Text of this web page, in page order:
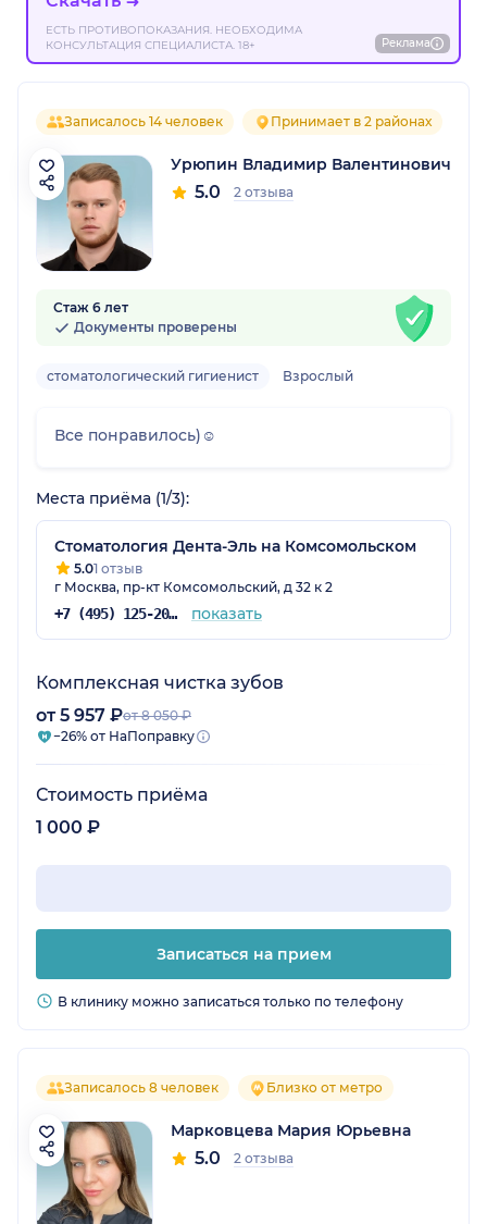
ЕСТЬ ПРОТИВОПОКАЗАНИЯ. НЕОБХОДИМА
КОНСУЛЬТАЦИЯ СПЕЦИАЛИСТА. 18+
Реклама
Записалось 14 человек Принимает в 2 районах
Урюпин Владимир Валентинович
5.0 2 отзыва
Стаж 6 лет
Документы проверены
стоматологический гигиенист Взрослый
Все понравилось)☺️
Места приёма (1/3):
Стоматология Дента-Эль на Комсомольском
5.01 отзыв
г Москва, пр-кт Комсомольский, д 32 к 2
+7 (495) 125-20-98 показать
Комплексная чистка зубов
от 5 957 ₽от 8 050 ₽
−26% от НаПоправку
Стоимость приёма
1 000 ₽
Записаться на прием
В клинику можно записаться только по телефону
Записалось 8 человек Близко от метро
Марковцева Мария Юрьевна
5.0 2 отзыва